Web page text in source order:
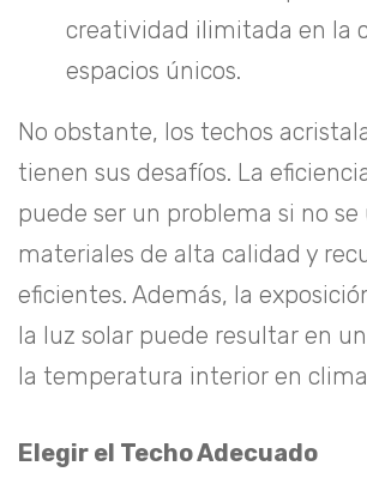
creatividad ilimitada en la
espacios únicos.
No obstante, los techos
tienen sus desafíos. La
puede ser un problema si no
materiales de alta calidad y
eficientes. Además, la
la luz solar puede resultar en
la temperatura interior en
Elegir el Techo Adecuado